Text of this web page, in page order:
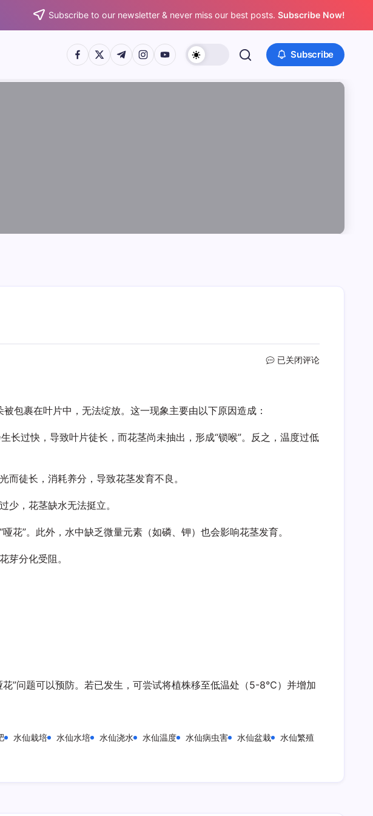
Subscribe to our newsletter & never miss our best posts. Subscribe Now!
https://www.facebook.com/
https://twitter.com/
https://t.me/
https://www.instagram.com/
https://youtube.com/ Subscribe
水
么
已关闭评论
包裹在叶片中，无法绽放。这一现象主要由以下原因造成：
过快，导致叶片徒长，而花茎尚未抽出，形成“锁喉”。反之，温度过低
徒长，消耗养分，导致花茎发育不良。
，花茎缺水无法挺立。
花”。此外，水中缺乏微量元素（如磷、钾）也会影响花茎发育。
芽分化受阻。
”问题可以预防。若已发生，可尝试将植株移至低温处（5-8℃）并增加
水仙栽培 水仙水培 水仙浇水 水仙温度 水仙病虫害 水仙盆栽
水仙繁殖